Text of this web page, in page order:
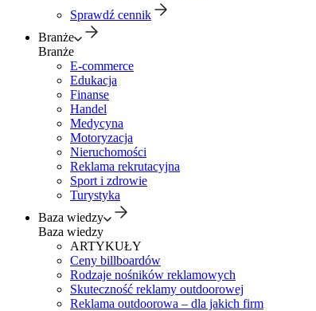
Sprawdź cennik
Branże
Branże
E-commerce
Edukacja
Finanse
Handel
Medycyna
Motoryzacja
Nieruchomości
Reklama rekrutacyjna
Sport i zdrowie
Turystyka
Baza wiedzy
Baza wiedzy
ARTYKUŁY
Ceny billboardów
Rodzaje nośników reklamowych
Skuteczność reklamy outdoorowej
Reklama outdoorowa – dla jakich firm